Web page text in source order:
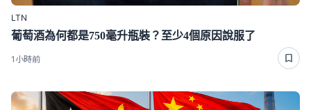
LTN
葡萄酒為何都是750毫升瓶裝？至少4個原因說服了
1小時前